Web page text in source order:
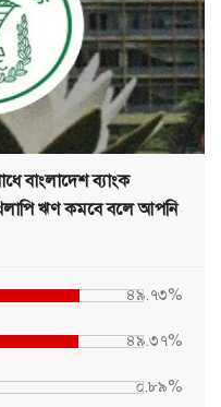
বাংলাদেশ ব্যাংক
ঋণ কমবে বলে আপনি
৪৯.৭৩%
৪৯.৩৭%
০.৮৯%